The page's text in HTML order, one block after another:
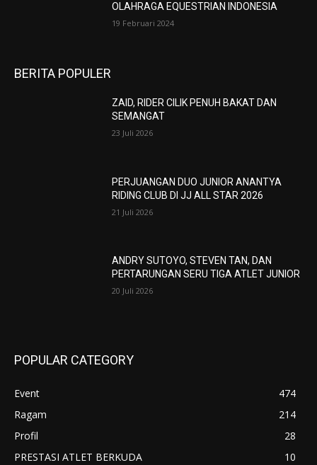
OLAHRAGA EQUESTRIAN INDONESIA
19 Februari 2024
BERITA POPULER
ZAID, RIDER CILIK PENUH BAKAT DAN
SEMANGAT
23 Juli 2026
PERJUANGAN DUO JUNIOR ANANTYA
RIDING CLUB DI JJ ALL STAR 2026
21 Juli 2026
ANDRY SUTOYO, STEVEN TAN, DAN
PERTARUNGAN SERU TIGA ATLET JUNIOR
20 Juli 2026
POPULAR CATEGORY
Event
474
Ragam
214
Profil
28
PRESTASI ATLET BERKUDA
10